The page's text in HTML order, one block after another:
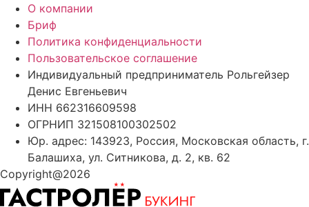
О компании
Бриф
Политика конфиденциальности
Пользовательское соглашение
Индивидуальный предприниматель Рольгейзер
Денис Евгеньевич
ИНН 662316609598
ОГРНИП 321508100302502
Юр. адрес: 143923, Россия, Московская область, г.
Балашиха, ул. Ситникова, д. 2, кв. 62
Copyright@2026